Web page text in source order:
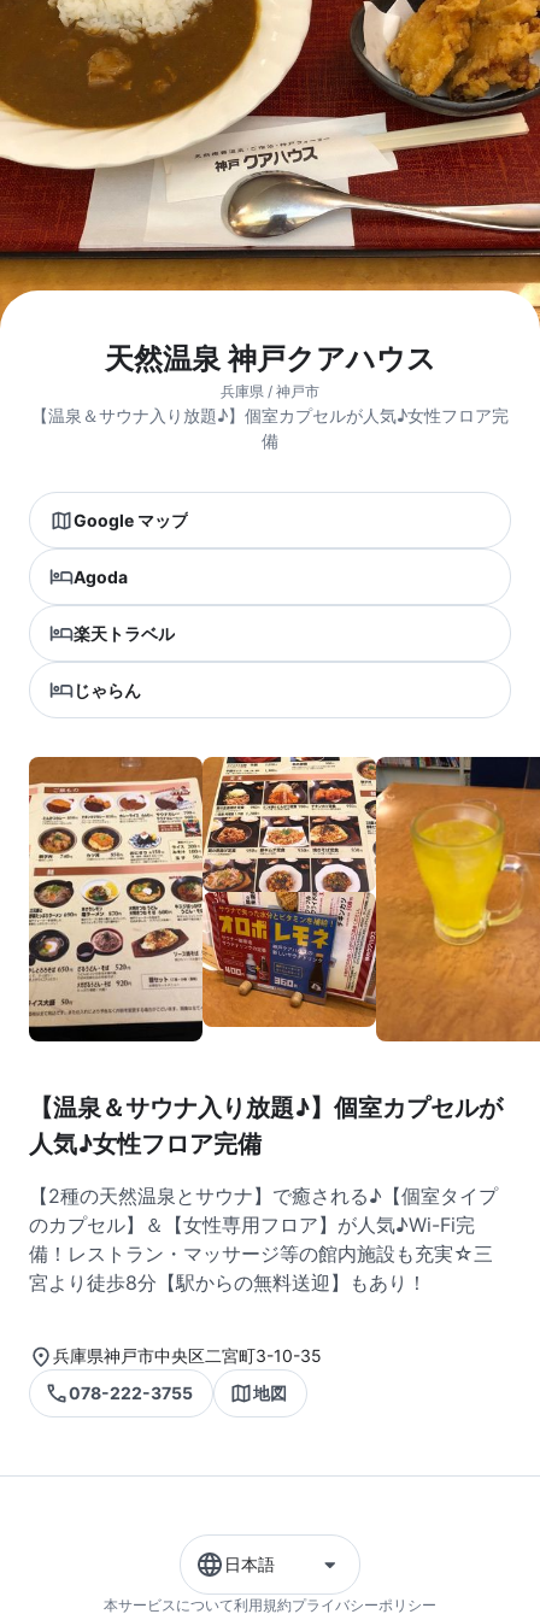
天然温泉 神戸クアハウス
兵庫県 / 神戸市
【温泉＆サウナ入り放題♪】個室カプセルが人気♪女性フロア完
備
Google マップ
Agoda
楽天トラベル
じゃらん
【温泉＆サウナ入り放題♪】個室カプセルが
人気♪女性フロア完備
【2種の天然温泉とサウナ】で癒される♪【個室タイプ
のカプセル】＆【女性専用フロア】が人気♪Wi-Fi完
備！レストラン・マッサージ等の館内施設も充実☆三
宮より徒歩8分【駅からの無料送迎】もあり！
兵庫県神戸市中央区二宮町3-10-35
078-222-3755
地図
日本語
本サービスについて利用規約プライバシーポリシー